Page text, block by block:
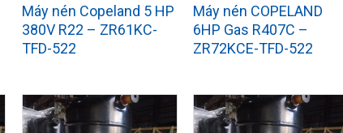
Máy nén Copeland 5 HP
380V R22 – ZR61KC-
TFD-522
Máy nén COPELAND
6HP Gas R407C –
ZR72KCE-TFD-522